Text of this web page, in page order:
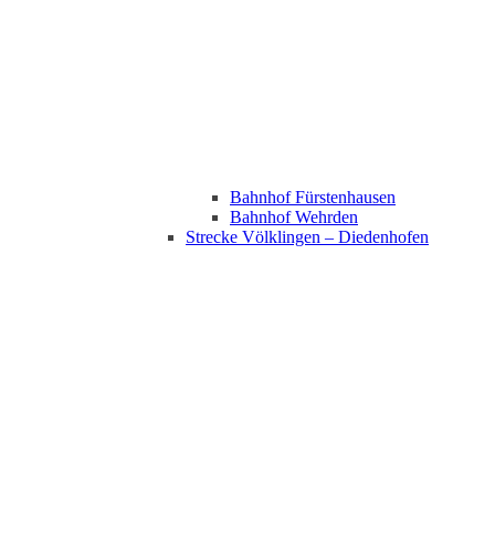
Bahnhof Fürstenhausen
Bahnhof Wehrden
Strecke Völklingen – Diedenhofen